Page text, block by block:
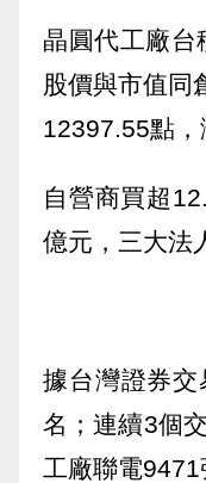
晶圓代工廠台
股價與市值同
12397.55點，
自營商買超
億元，三大法
據台灣證券
名；連續3個
工廠聯電9471